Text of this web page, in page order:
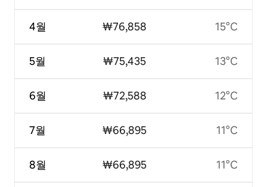
4월
5월
6월
7월
8월
₩76,858
₩75,435
₩72,588
₩66,895
₩66,895
15°C
13°C
12°C
11°C
11°C